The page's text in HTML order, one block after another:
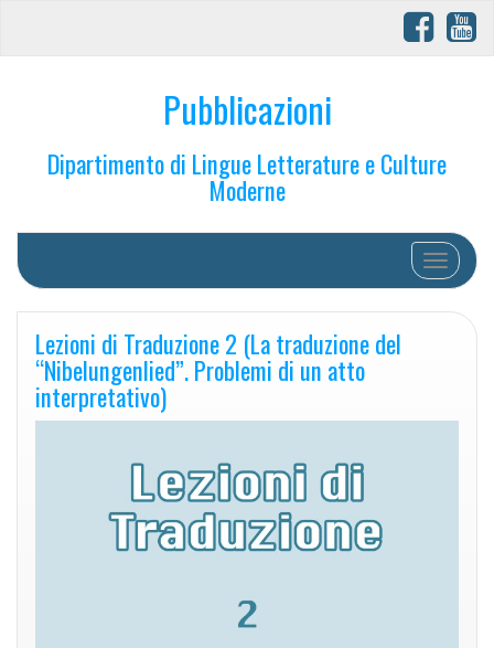
Pubblicazioni
Dipartimento di Lingue Letterature e Culture
Moderne
Toggle
Lezioni di Traduzione 2 (La traduzione del
“Nibelungenlied”. Problemi di un atto
interpretativo)